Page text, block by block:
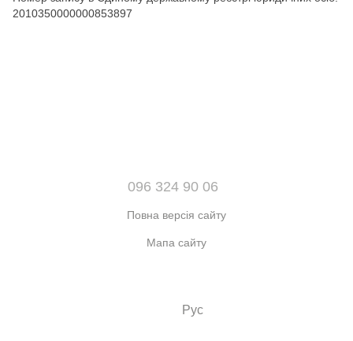
2010350000000853897
096 324 90 06
Повна версія сайту
Мапа сайту
Рус